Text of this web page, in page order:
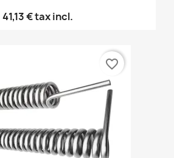
41,13 €tax incl.
favorite_border